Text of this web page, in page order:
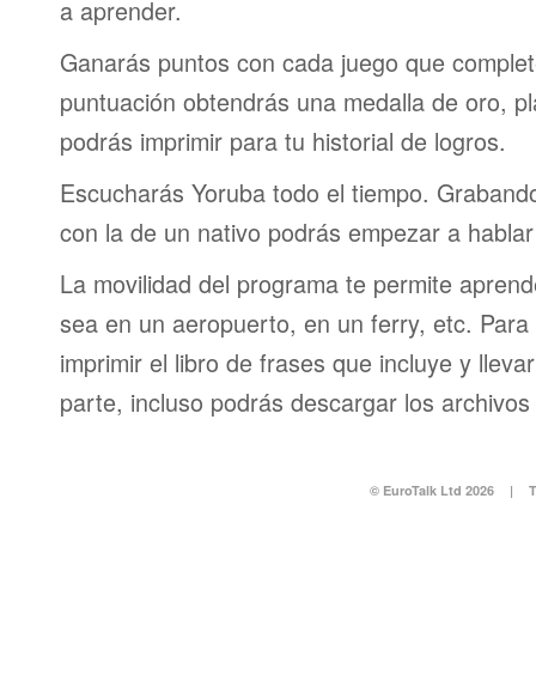
a aprender.
Ganarás puntos con cada juego que
puntuación obtendrás una medalla de oro,
podrás imprimir para tu historial de logros.
Escucharás Yoruba todo el tiempo.
con la de un nativo podrás empezar a
La movilidad del programa te permite
sea en un aeropuerto, en un ferry, etc.
imprimir el libro de frases que incluye y
parte, incluso podrás descargar los
© EuroTalk Ltd 2026 |